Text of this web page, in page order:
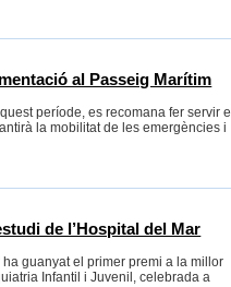
al Passeig Marítim
període, es recomana fer servir el
la mobilitat de les emergències i
de l’Hospital del Mar
guanyat el primer premi a la millor
Infantil i Juvenil, celebrada a